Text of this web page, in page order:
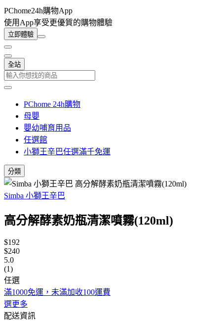
PChome24h購物App
使用App享受更優質的購物體驗
立即體驗
全站
PChome 24h購物
母嬰
嬰幼哺育用品
任選館
小獅王辛巴任選滿千免運
分類
Simba 小獅王辛巴
高分解酵素奶瓶清潔噴霧(120ml)
$192
$240
5.0
(1)
任選
滿1000免運，未滿加收100運費
選更多
配送資訊